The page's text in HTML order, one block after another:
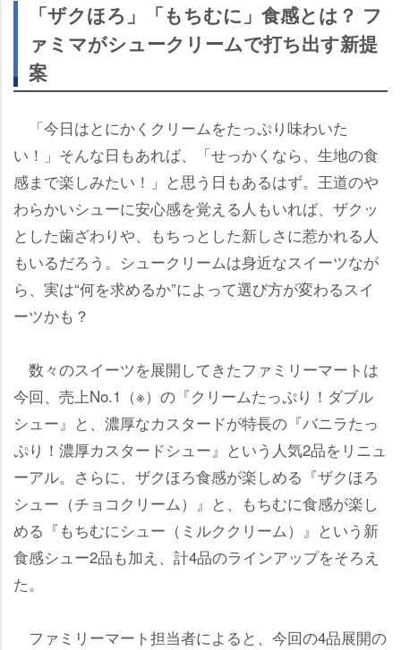
「ザクほろ」「もちむに」食感とは？ フ
ァミマがシュークリームで打ち出す新提
案
「今日はとにかくクリームをたっぷり味わいた
い！」そんな日もあれば、「せっかくなら、生地の食
感まで楽しみたい！」と思う日もあるはず。王道の
わらかいシューに安心感を覚える人もいれば、ザクッ
とした歯ざわりや、もちっとした新しさに惹かれる人
もいるだろう。シュークリームは身近なスイーツなが
ら、実は“何を求めるか”によって選び方が変わるスイ
ーツかも？
数々のスイーツを展開してきたファミリーマートは
今回、売上No.1（※）の『クリームたっぷり！ダブル
シュー』と、濃厚なカスタードが特長の『バニラたっ
ぷり！濃厚カスタードシュー』という人気2品をリニュ
ーアル。さらに、ザクほろ食感が楽しめる『ザクほろ
シュー（チョコクリーム）』と、もちむに食感が楽し
める『もちむにシュー（ミルククリーム）』という新
食感シュー2品も加え、計4品のラインアップをそろえ
た。
ファミリーマート担当者によると、今回の4品展開の